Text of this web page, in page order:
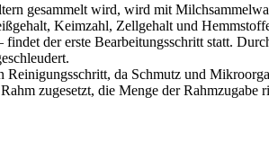
gesammelt wird, wird mit
Keimzahl, Zellgehalt und
der erste Bearbeitungsschritt statt.
da Schmutz und
zugesetzt, die Menge der Rahmzugabe